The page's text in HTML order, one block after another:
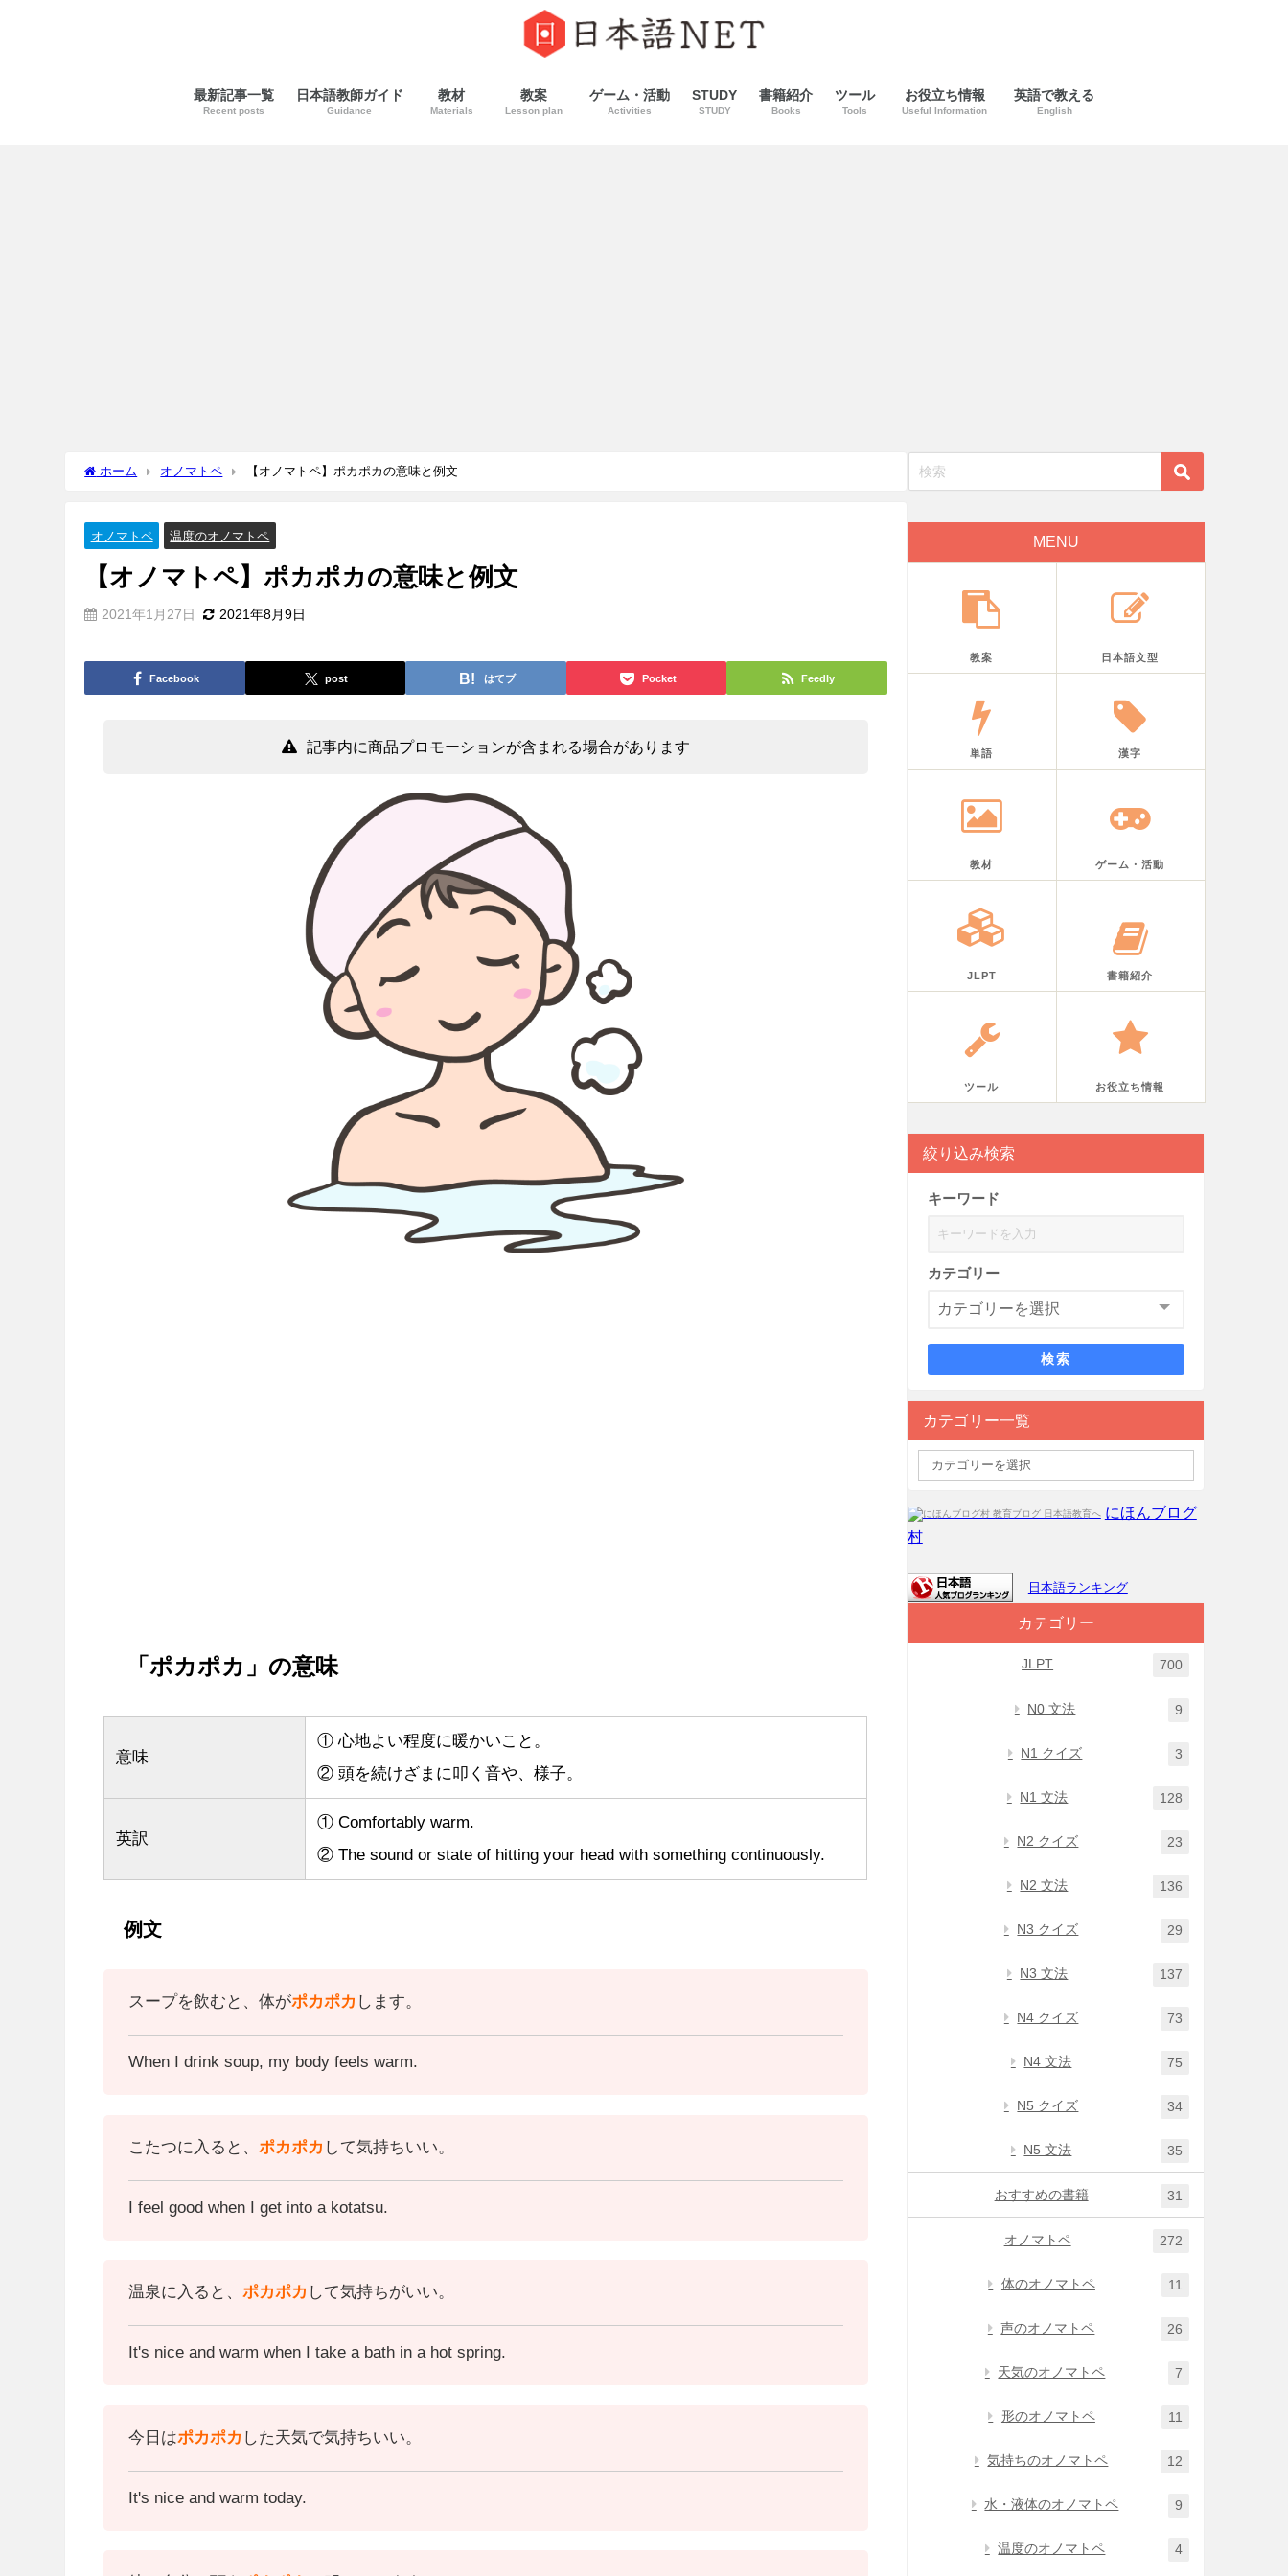
最新記事一覧
Recent posts
日本語教師ガイド
Guidance
教材
Materials
教案
Lesson plan
ゲーム・活動
Activities
STUDY
STUDY
書籍紹介
Books
ツール
Tools
お役立ち情報
Useful Information
英語で教える
English
ホーム オノマトペ 【オノマトペ】ポカポカの意味と例文
オノマトペ 温度のオノマトペ
【オノマトペ】ポカポカの意味と例文
2021年1月27日 2021年8月9日
Facebook post はてブ Pocket Feedly
記事内に商品プロモーションが含まれる場合があります
「ポカポカ」の意味
意味
① 心地よい程度に暖かいこと。
② 頭を続けざまに叩く音や、様子。
英訳
① Comfortably warm.
② The sound or state of hitting your head with something continuously.
例文
スープを飲むと、体がポカポカ します。
When I drink soup, my body feels warm.
こたつに入ると、 ポカポカ して気持ちいい。
I feel good when I get into a kotatsu.
温泉に入ると、 ポカポカ して気持ちがいい。
It's nice and warm when I take a bath in a hot spring.
今日はポカポカ した天気で気持ちいい。
It's nice and warm today.
MENU
教案 日本語文型
単語 漢字
教材 ゲーム・活動
JLPT 書籍紹介
ツール お役立ち情報
絞り込み検索
キーワード
カテゴリー
検索
カテゴリー一覧
にほんブログ
村
日本語ランキング
カテゴリー
JLPT 700
N0 文法 9
N1 クイズ 3
N1 文法 128
N2 クイズ 23
N2 文法 136
N3 クイズ 29
N3 文法 137
N4 クイズ 73
N4 文法 75
N5 クイズ 34
N5 文法 35
おすすめの書籍 31
オノマトペ 272
体のオノマトペ 11
声のオノマトペ 26
天気のオノマトペ 7
形のオノマトペ 11
気持ちのオノマトペ 12
水・液体のオノマトペ 9
温度のオノマトペ 4